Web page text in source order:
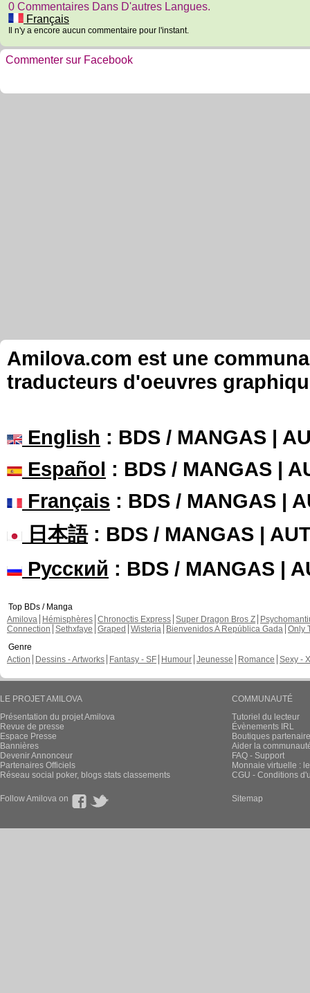
0 Commentaires Dans D'autres Langues.
Français
Il n'y a encore aucun commentaire pour l'instant.
Commenter sur Facebook
Amilova.com est une
traducteurs d'oeuvres
English : BDS / MANGAS |
Español : BDS / MANGAS |
Français : BDS / MANGAS |
日本語: BDS / MANGAS |
Русский : BDS / MANGAS |
Top BDs / Manga
Amilova
Hémisphères Chronoctis Express Super Dragon Bros Z
Connection Sethxfaye Graped Wisteria Bienvenidos A República Gada Only
Genre
Action
Dessins - Artworks Fantasy - SF Humour Jeunesse Romance Sexy -
LE PROJET AMILOVA
Présentation du projet Amilova
Revue de presse
Espace Presse
Bannières
Devenir Annonceur
Partenaires Officiels
Réseau social poker, blogs stats classements
COMMUNAUTÉ
Tutoriel du lecteur
Évènements IRL
Boutiques
Aider la
FAQ - Support
Monnaie virtuelle :
CGU - Conditions
Follow Amilova on Sitemap